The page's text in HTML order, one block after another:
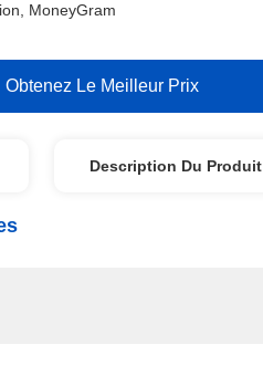
MoneyGram
Obtenez Le Meilleur Prix
Description Du Produit